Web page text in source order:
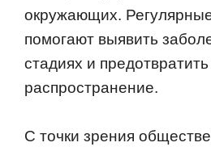
окружающих.
помогают выявить
стадиях и
распространение.
С точки зрения